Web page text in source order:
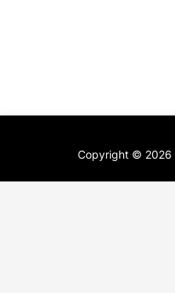
Copyright © 2026